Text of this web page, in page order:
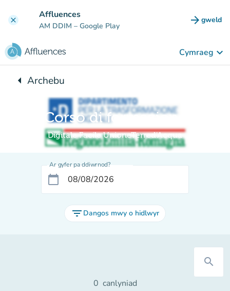
clear Affluences
AM DDIM – Google Play arrow_forward gweld
(tab
Cymraeg keyboard_arrow_down
arrow_leftYn ôl i:
Archebu
Corso di formazione
Digitale Facile UnioneTerred'Acqua
Ar gyfer pa ddiwrnod?
calendar_today
filter_list Dangos mwy o hidlwyr
search
0 canlyniad